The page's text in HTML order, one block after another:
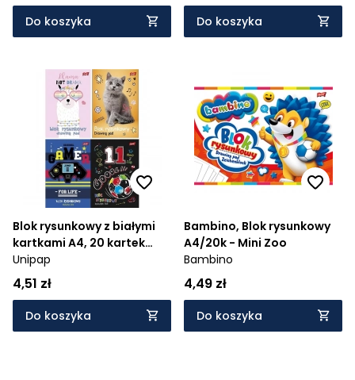
Do koszyka Do koszyka
Blok rysunkowy z białymi
kartkami A4, 20 kartek
UNIPAP, 1 szt
Unipap
4,51 zł
Do koszyka
Bambino, Blok rysunkowy
A4/20k - Mini Zoo
Bambino
4,49 zł
Do koszyka